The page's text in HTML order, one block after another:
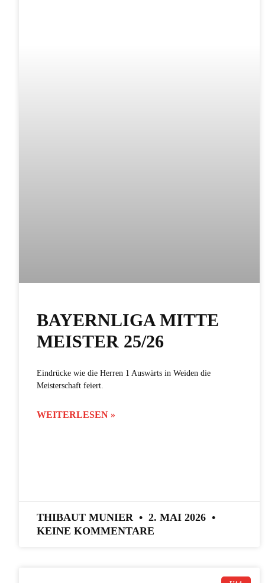
BAYERNLIGA MITTE
MEISTER 25/26
Eindrücke wie die Herren 1 Auswärts in Weiden die
Meisterschaft feiert.
WEITERLESEN »
THIBAUT MUNIER
2. MAI 2026
KEINE KOMMENTARE